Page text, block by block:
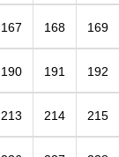
167 168 169
190 191 192
213 214 215